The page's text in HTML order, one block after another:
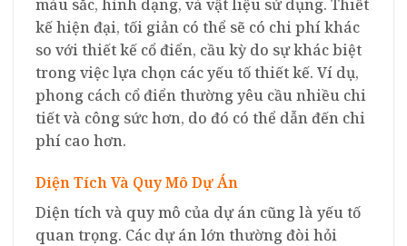
màu sắc, hình dạng, và vật liệu sử dụng. Thiết
kế hiện đại, tối giản có thể sẽ có chi phí khác
so với thiết kế cổ điển, cầu kỳ do sự khác biệt
trong việc lựa chọn các yếu tố thiết kế. Ví dụ,
phong cách cổ điển thường yêu cầu nhiều chi
tiết và công sức hơn, do đó có thể dẫn đến chi
phí cao hơn.
Diện Tích Và Quy Mô Dự Án
Diện tích và quy mô của dự án cũng là yếu tố
quan trọng. Các dự án lớn thường đòi hỏi